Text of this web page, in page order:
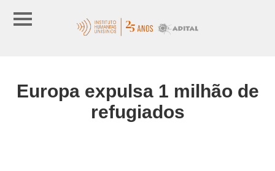
Europa expulsa 1 milhão de
refugiados